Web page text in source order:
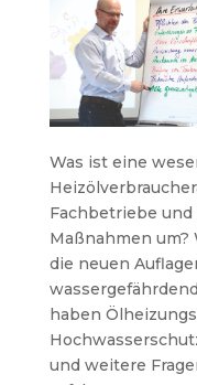
Was ist eine
Fachbetriebe
Maßnahmen
die neuen
haben
und weitere